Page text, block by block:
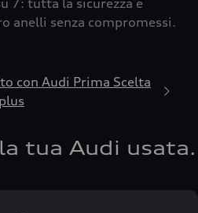
7: tutta la sicurezza e
anelli senza compromessi.
con Audi Prima Scelta
tua Audi usata.